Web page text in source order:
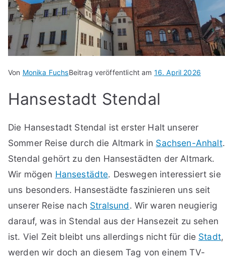
Von Monika FuchsBeitrag veröffentlicht am 16. April 2026
Hansestadt Stendal
Die Hansestadt Stendal ist erster Halt unserer
Sommer Reise durch die Altmark in Sachsen-Anhalt.
Stendal gehört zu den Hansestädten der Altmark.
Wir mögen Hansestädte. Deswegen interessiert sie
uns besonders. Hansestädte faszinieren uns seit
unserer Reise nach Stralsund. Wir waren neugierig
darauf, was in Stendal aus der Hansezeit zu sehen
ist. Viel Zeit bleibt uns allerdings nicht für die Stadt,
werden wir doch an diesem Tag von einem TV-